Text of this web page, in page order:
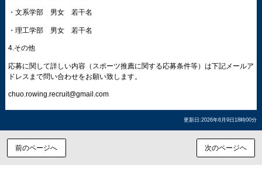
・文系学部 男女 若干名
・理工学部 男女 若干名
4.その他
応募に関して詳しい内容（スポーツ推薦に関する応募条件等）は下記メールア
ドレスまで問い合わせをお願い致します。
chuo.rowing.recruit@gmail.com
更新日:2026年6月9日18時00分
前のページへ 次のページヘ